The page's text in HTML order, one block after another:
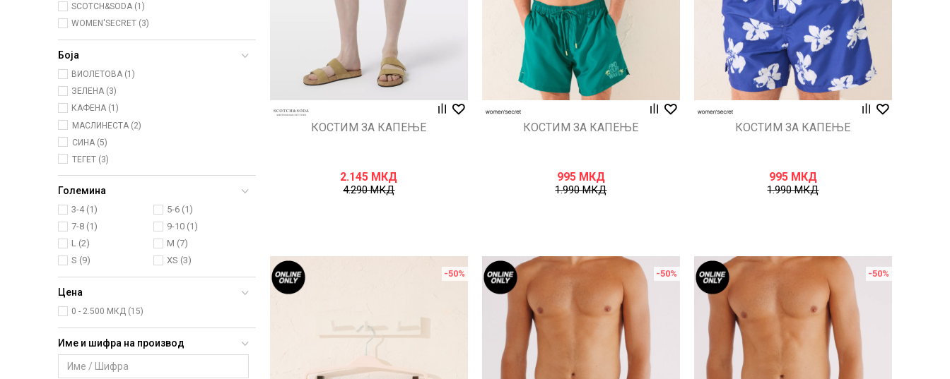
SCOTCH&SODA (1)
WOMEN'SECRET (3)
Боја
ВИОЛЕТОВА (1)
ЗЕЛЕНА (3)
КАФЕНА (1)
МАСЛИНЕСТА (2)
СИНА (5)
ТЕГЕТ (3)
Големина
3-4 (1) 5-6 (1)
7-8 (1) 9-10 (1)
L (2) M (7)
S (9) XS (3)
Цена
0 - 2.500 МКД (15)
Име и шифра на производ
КОСТИМ ЗА КАПЕЊЕ
2.145 МКД
4.290МКД
КОСТИМ ЗА КАПЕЊЕ
995 МКД
1.990МКД
КОСТИМ ЗА КАПЕЊЕ
995 МКД
1.990МКД
-50% -50% -50%